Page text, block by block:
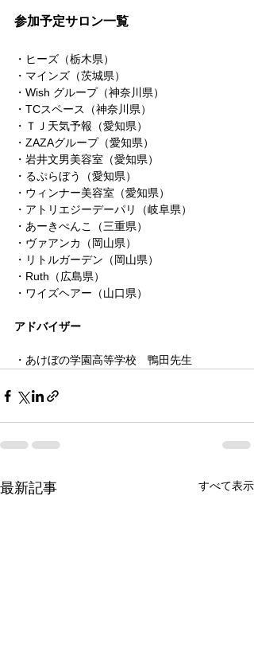
参加予定サロン一覧
・ヒーズ（栃木県）
・マインズ（茨城県）
・Wish グループ（神奈川県）
・TCスペース（神奈川県）
・ＴＪ天気予報（愛知県）
・ZAZAグループ（愛知県）
・岩井文男美容室（愛知県）
・るぷらぼう（愛知県）
・ウィンナー美容室（愛知県）
・アトリエジーデーパリ（岐阜県）
・あーきぺんこ（三重県）
・ヴァアンカ（岡山県）
・リトルガーデン（岡山県）
・Ruth（広島県）
・ワイズヘアー（山口県）
アドバイザー
・あけぼの学園高等学校　鴨田先生
最新記事 すべて表示